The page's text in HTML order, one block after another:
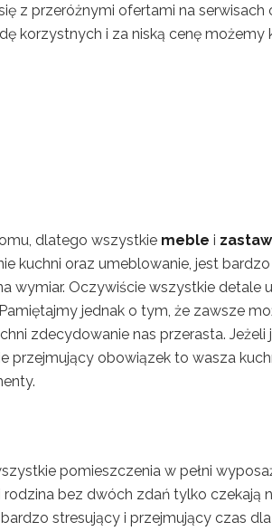
z przeróżnymi ofertami na serwisach
korzystnych i za niską cenę możemy
dlatego wszystkie meble i
kuchni oraz umeblowanie, jest
wymiar. Oczywiście wszystkie detale
jednak o tym, że zawsze
zdecydowanie nas przerasta.
przejmujący obowiązek to wasza
pomieszczenia w pełni
bez dwóch zdań tylko czekają
stresujący i przejmujący czas